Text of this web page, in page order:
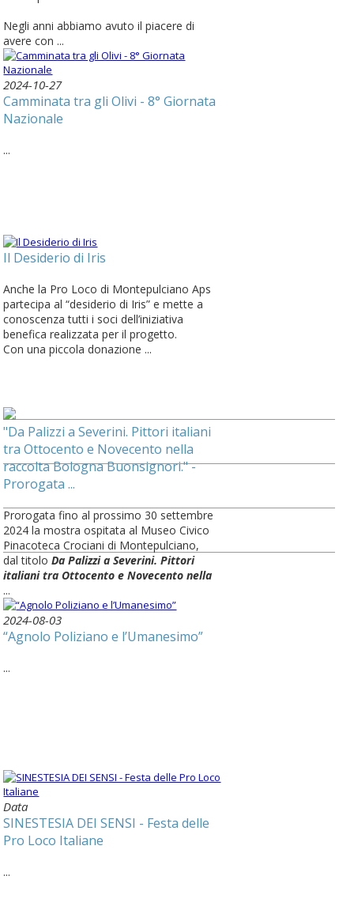
Negli anni abbiamo avuto il piacere di
avere con ...
2024-10-27
Camminata tra gli Olivi - 8° Giornata
Nazionale
...
Il Desiderio di Iris
Anche la Pro Loco di Montepulciano Aps
partecipa al “desiderio di Iris” e mette a
conoscenza tutti i soci dell’iniziativa
benefica realizzata per il progetto.
Con una piccola donazione ...
"Da Palizzi a Severini. Pittori italiani
tra Ottocento e Novecento nella
raccolta Bologna Buonsignori." -
Prorogata ...
Prorogata fino al prossimo 30 settembre
2024 la mostra ospitata al Museo Civico
Pinacoteca Crociani di Montepulciano,
dal titoloDa Palizzi a Severini. Pittori
italiani tra Ottocento e Novecento nella
...
2024-08-03
“Agnolo Poliziano e l’Umanesimo”
...
Data
SINESTESIA DEI SENSI - Festa delle
Pro Loco Italiane
...